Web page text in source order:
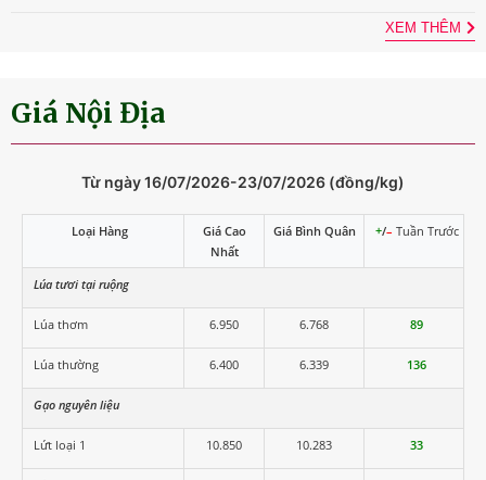
XEM THÊM
Giá Nội Địa
Từ ngày 16/07/2026-23/07/2026 (đồng/kg)
Loại Hàng
Giá Cao
Nhất
Giá Bình Quân +/– Tuần Trước
Lúa tươi tại ruộng
Lúa thơm 6.950 6.768 89
Lúa thường 6.400 6.339 136
Gạo nguyên liệu
Lứt loại 1 10.850 10.283 33